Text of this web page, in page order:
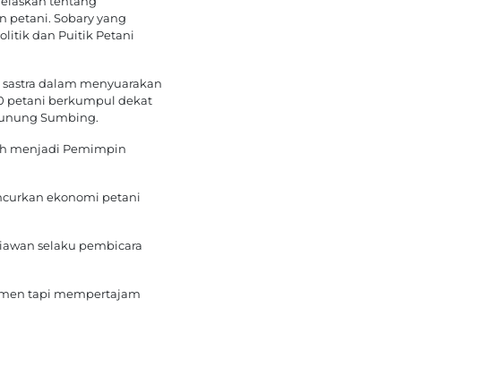
petani. Sobary yang
dan Puitik Petani
dalam menyuarakan
petani berkumpul dekat
Sumbing.
menjadi Pemimpin
ekonomi petani
selaku pembicara
tapi mempertajam